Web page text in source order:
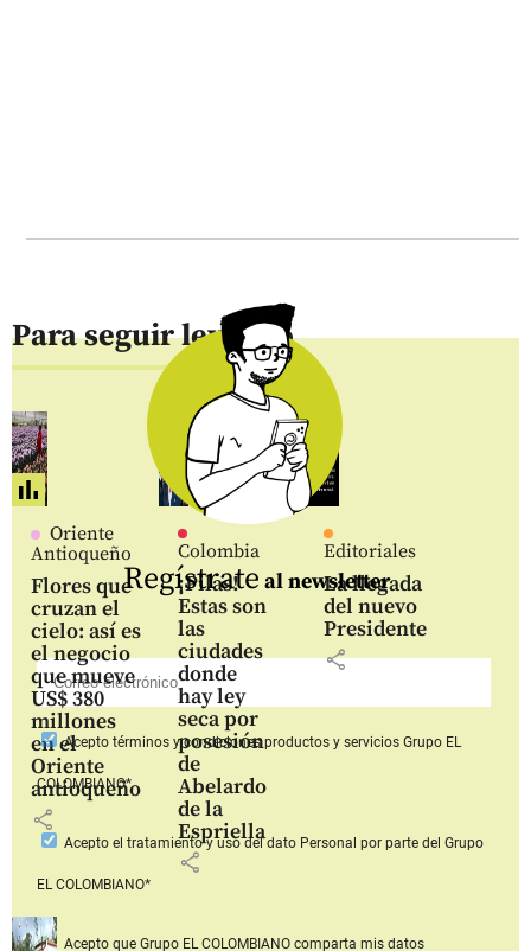
Para seguir leyendo
Oriente
Antioqueño
Flores que
cruzan el
cielo: así es
el negocio
que mueve
US$ 380
millones
en el
Oriente
antioqueño
share
Colombia
¡Pilas!
Estas son
las
ciudades
donde
hay ley
seca por
posesión
de
Abelardo
de la
Espriella
share
Editoriales
La llegada
del nuevo
Presidente
share
Regístrate al newsletter
Aceptotérminos y condiciones productos y serviciosGrupo EL
COLOMBIANO*
Acepto el tratamiento y uso del dato Personal por parte del Grupo
EL COLOMBIANO*
Acepto que Grupo EL COLOMBIANOcomparta mis datos